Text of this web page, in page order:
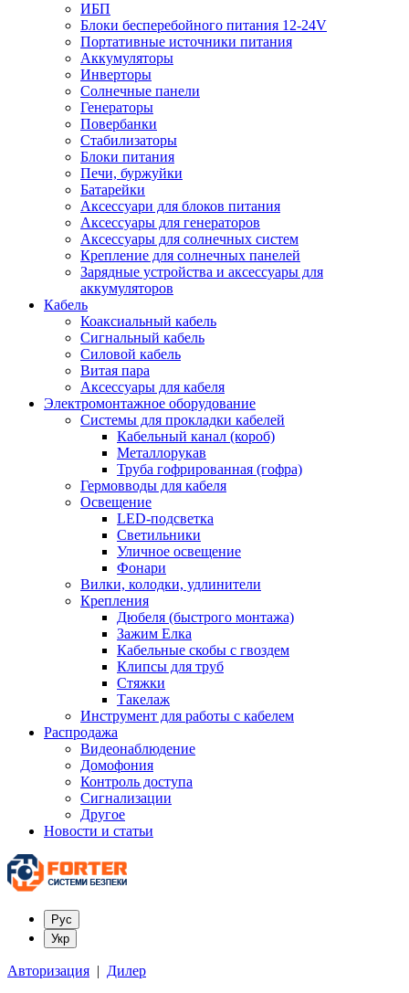
ИБП
Блоки бесперебойного питания 12-24V
Портативные источники питания
Аккумуляторы
Инверторы
Солнечные панели
Генераторы
Повербанки
Стабилизаторы
Блоки питания
Печи, буржуйки
Батарейки
Аксессуари для блоков питания
Аксессуары для генераторов
Аксессуары для солнечных систем
Крепление для солнечных панелей
Зарядные устройства и аксессуары для
аккумуляторов
Кабель
Коаксиальный кабель
Сигнальный кабель
Силовой кабель
Витая пара
Аксессуары для кабеля
Электромонтажное оборудование
Системы для прокладки кабелей
Кабельный канал (короб)
Металлорукав
Труба гофрированная (гофра)
Гермовводы для кабеля
Освещение
LED-подсветка
Светильники
Уличное освещение
Фонари
Вилки, колодки, удлинители
Крепления
Дюбеля (быстрого монтажа)
Зажим Елка
Кабельные скобы с гвоздем
Клипсы для труб
Стяжки
Такелаж
Инструмент для работы с кабелем
Распродажа
Видеонаблюдение
Домофония
Контроль доступа
Сигнализации
Другое
Новости и статьи
Рус
Укр
Авторизация | Дилер